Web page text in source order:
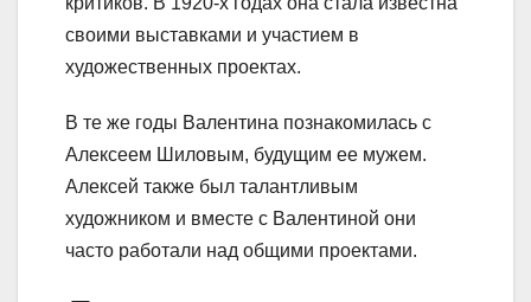
своими выставками и участием в
художественных проектах.
В те же годы Валентина познакомилась с
Алексеем Шиловым, будущим ее мужем.
Алексей также был талантливым
художником и вместе с Валентиной они
часто работали над общими проектами.